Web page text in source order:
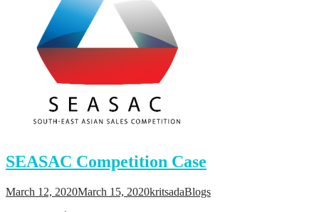
SEASAC Competition Case
March 12, 2020March 15, 2020kritsadaBlogs